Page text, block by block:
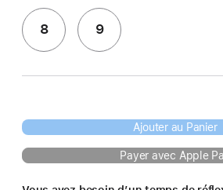
8 9
Ajouter au Panier
Payer avec Apple